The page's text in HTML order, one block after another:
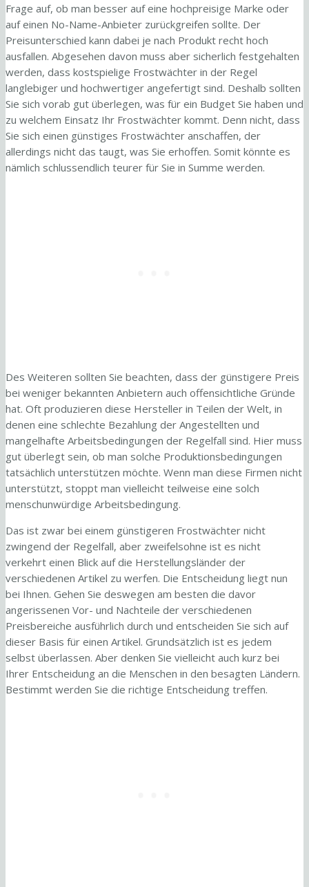
Frage auf, ob man besser auf eine hochpreisige Marke oder
auf einen No-Name-Anbieter zurückgreifen sollte. Der
Preisunterschied kann dabei je nach Produkt recht hoch
ausfallen. Abgesehen davon muss aber sicherlich festgehalten
werden, dass kostspielige Frostwächter in der Regel
langlebiger und hochwertiger angefertigt sind. Deshalb sollten
Sie sich vorab gut überlegen, was für ein Budget Sie haben und
zu welchem Einsatz Ihr Frostwächter kommt. Denn nicht, dass
Sie sich einen günstiges Frostwächter anschaffen, der
allerdings nicht das taugt, was Sie erhoffen. Somit könnte es
nämlich schlussendlich teurer für Sie in Summe werden.
Des Weiteren sollten Sie beachten, dass der günstigere Preis
bei weniger bekannten Anbietern auch offensichtliche Gründe
hat. Oft produzieren diese Hersteller in Teilen der Welt, in
denen eine schlechte Bezahlung der Angestellten und
mangelhafte Arbeitsbedingungen der Regelfall sind. Hier muss
gut überlegt sein, ob man solche Produktionsbedingungen
tatsächlich unterstützen möchte. Wenn man diese Firmen nicht
unterstützt, stoppt man vielleicht teilweise eine solch
menschunwürdige Arbeitsbedingung.
Das ist zwar bei einem günstigeren Frostwächter nicht
zwingend der Regelfall, aber zweifelsohne ist es nicht
verkehrt einen Blick auf die Herstellungsländer der
verschiedenen Artikel zu werfen. Die Entscheidung liegt nun
bei Ihnen. Gehen Sie deswegen am besten die davor
angerissenen Vor- und Nachteile der verschiedenen
Preisbereiche ausführlich durch und entscheiden Sie sich auf
dieser Basis für einen Artikel. Grundsätzlich ist es jedem
selbst überlassen. Aber denken Sie vielleicht auch kurz bei
Ihrer Entscheidung an die Menschen in den besagten Ländern.
Bestimmt werden Sie die richtige Entscheidung treffen.